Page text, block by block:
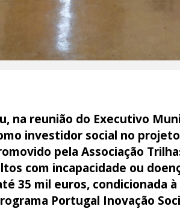
na reunião do Executivo
investidor social no
pela Associação
com incapacidade ou
35 mil euros, condicionada
Portugal Inovação